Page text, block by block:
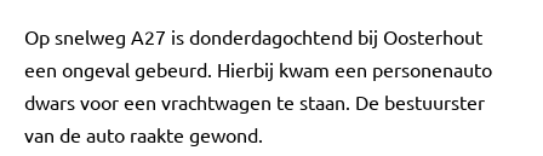
Op snelweg A27 is donderdagochtend bij Oosterhout
een ongeval gebeurd. Hierbij kwam een personenauto
dwars voor een vrachtwagen te staan. De bestuurster
van de auto raakte gewond.